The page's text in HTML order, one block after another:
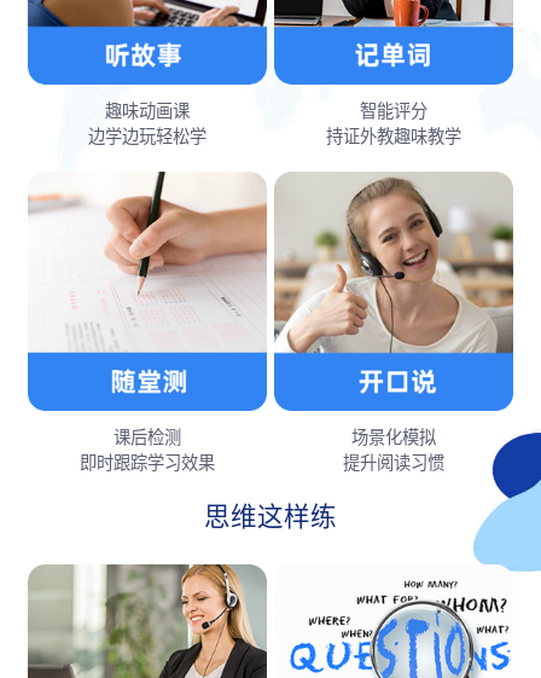
趣味动画课
边学边玩轻松学
智能评分
持证外教趣味教学
课后检测
即时跟踪学习效果
场景化模拟
提升阅读习惯
思维这样练